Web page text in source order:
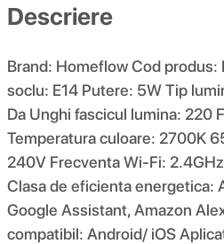
Descriere
Brand: Homeflow Cod
soclu: E14 Putere: 5W Tip
Da Unghi fascicul lumina: 220
Temperatura culoare: 2700K
240V Frecventa Wi-Fi:
Clasa de eficienta energetica:
Google Assistant, Amazon
compatibil: Android/ iOS